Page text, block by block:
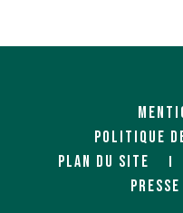
POLITIQUE
PLAN DU SITE
PRESSE